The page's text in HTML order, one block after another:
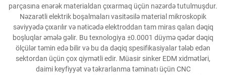
parçasına enərək materialdan çıxarmaq üçün nəzərdə tutulmuşdur.
Nəzarətli elektrik boşalmaları vasitəsilə material mikroskopik
səviyyədə çıxarılır və nəticədə elektroddan tam miras qalan dəqiq
boşluqlar əmələ gəlir. Bu texnologiya ±0.0001 düymə qədər dəqiq
ölçülər təmin edə bilir və bu da dəqiq spesifikasiyalar tələb edən
sektordan üçün çox qiymətli edir. Müasir sinker EDM xidmətləri,
daimi keyfiyyət və təkrarlanma təminatı üçün CNC